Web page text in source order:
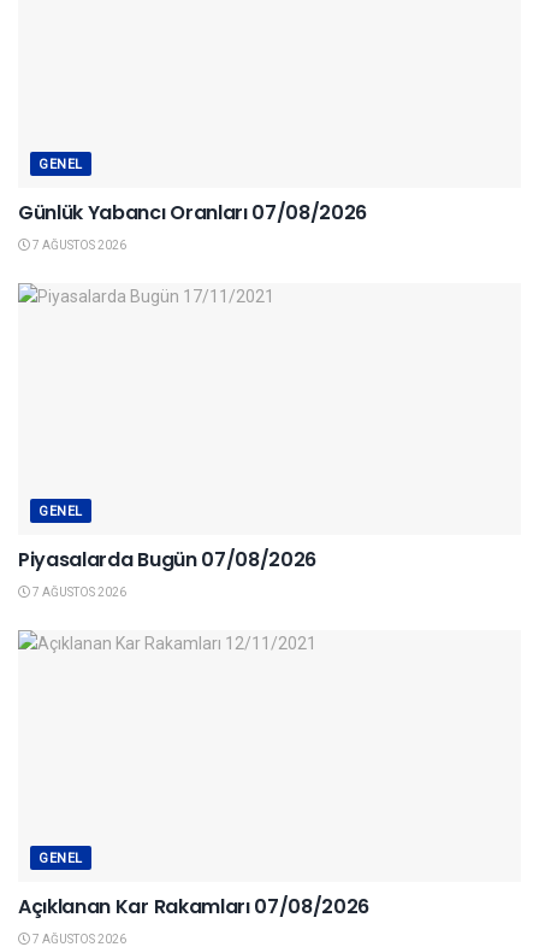
GENEL
Günlük Yabancı Oranları 07/08/2026
7 AĞUSTOS 2026
GENEL
Piyasalarda Bugün 07/08/2026
7 AĞUSTOS 2026
GENEL
Açıklanan Kar Rakamları 07/08/2026
7 AĞUSTOS 2026